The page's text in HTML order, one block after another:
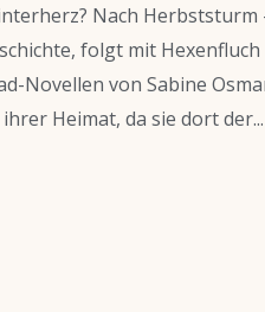
Nach Herbststurm
folgt mit
Novellen von Sabine
Heimat, da sie dort der...